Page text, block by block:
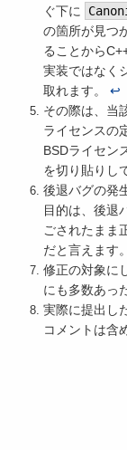
ぐ下に
の箇所が見つ
ることから
実装ではなく
取れます。 ↩
その際は、当
ライセンスの
BSDライセン
を切り貼りし
後退バグの発
目的は、後退
ごされたまま
だと言えます。
修正の対象に
にも多数あっ
実際に提出し
コメントは含